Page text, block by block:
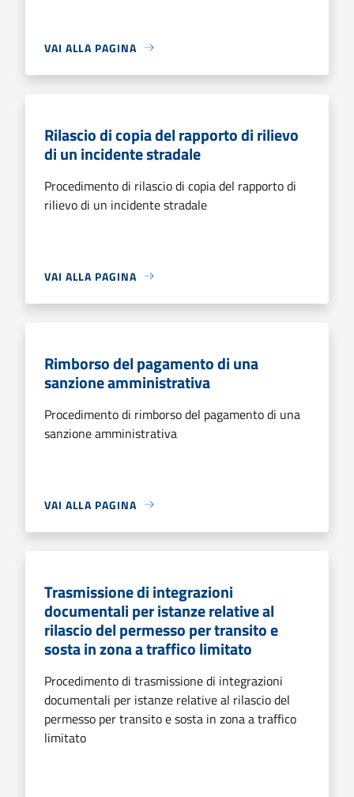
VAI ALLA PAGINA
Rilascio di copia del rapporto di rilievo
di un incidente stradale
Procedimento di rilascio di copia del rapporto di
rilievo di un incidente stradale
VAI ALLA PAGINA
Rimborso del pagamento di una
sanzione amministrativa
Procedimento di rimborso del pagamento di una
sanzione amministrativa
VAI ALLA PAGINA
Trasmissione di integrazioni
documentali per istanze relative al
rilascio del permesso per transito e
sosta in zona a traffico limitato
Procedimento di trasmissione di integrazioni
documentali per istanze relative al rilascio del
permesso per transito e sosta in zona a traffico
limitato